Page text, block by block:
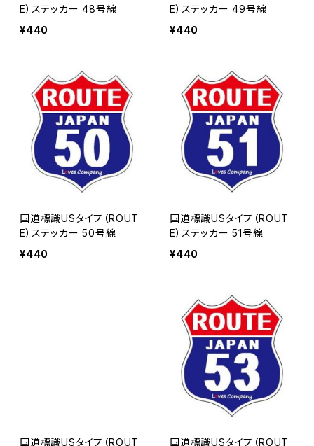
E）ステッカー 48号線
¥440
E）ステッカー 49号線
¥440
国道標識USタイプ（ROUT
E）ステッカー 50号線
¥440
国道標識USタイプ（ROUT
E）ステッカー 51号線
¥440
国道標識USタイプ（ROUT
国道標識USタイプ（ROUT